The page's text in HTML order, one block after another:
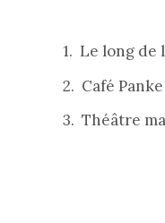
Le long de
Café Panke
Théâtre